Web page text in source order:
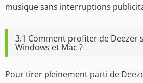
musique sans interruptions
3.1 Comment profiter de Deezer
Windows et Mac ?
Pour tirer pleinement parti de